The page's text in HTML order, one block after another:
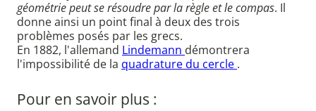
géométrie peut se résoudre par la règle et le compas. Il
donne ainsi un point final à deux des trois
problèmes posés par les grecs.
En 1882, l'allemand Lindemann démontrera
l'impossibilité de la quadrature du cercle .
Pour en savoir plus :